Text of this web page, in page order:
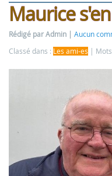
Maurice
Rédigé par Admin
Aucun
Classé dans : Les ami-es